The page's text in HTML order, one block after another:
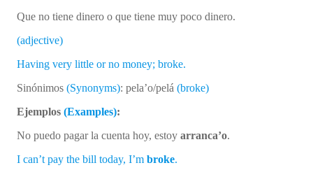
Que no tiene dinero o que tiene muy poco dinero.
(adjective)
Having very little or no money; broke.
Sinónimos (Synonyms): pela’o/pelá (broke)
Ejemplos (Examples):
No puedo pagar la cuenta hoy, estoy arranca’o.
I can’t pay the bill today, I’m broke.